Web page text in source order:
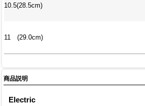
10.5(28.5cm)
11 (29.0cm)
商品説明
Electric